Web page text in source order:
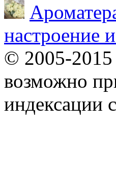
настроение
© 2005-2015
возможно
индексации